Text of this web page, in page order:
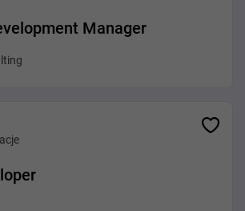
Manager